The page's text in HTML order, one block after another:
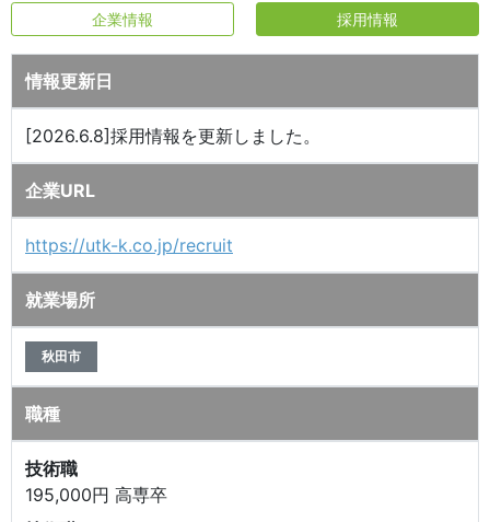
企業情報 採用情報
情報更新日
[2026.6.8]採用情報を更新しました。
企業URL
https://utk-k.co.jp/recruit
就業場所
秋田市
職種
技術職
195,000円 高専卒